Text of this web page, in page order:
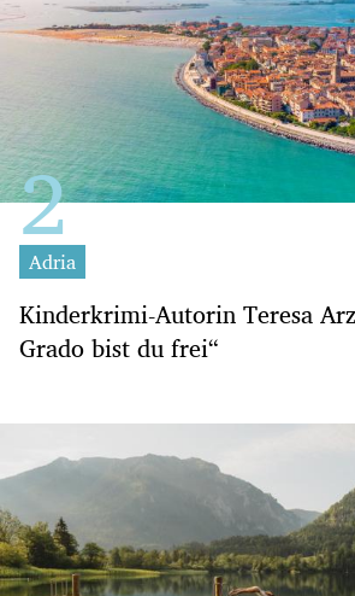
Adria
Kinderkrimi-Autorin Teresa
Grado bist du frei“